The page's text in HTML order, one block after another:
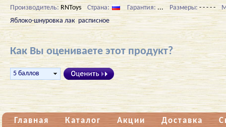
Производитель: RNToys Страна: Гарантия: ... Размеры: - - - - -
Яблоко-шнуровка лак расписное
Как Вы оцениваете этот продукт?
Главная Каталог Акции Доставка